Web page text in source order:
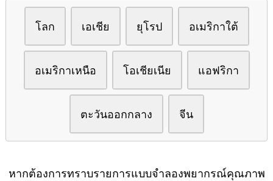
โลก เอเชีย ยุโรป อเมริกาใต้
อเมริกาเหนือ โอเชียเนีย แอฟริกา
ตะวันออกกลาง จีน
หากต้องการทราบรายการแบบจำลองพยากรณ์คุณภาพ